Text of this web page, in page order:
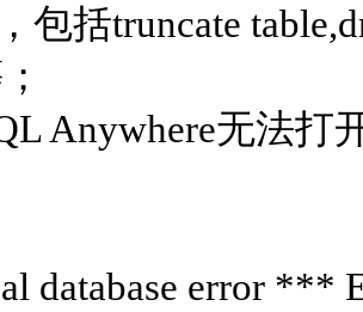
包括truncate
Anywhere无法
database error ***